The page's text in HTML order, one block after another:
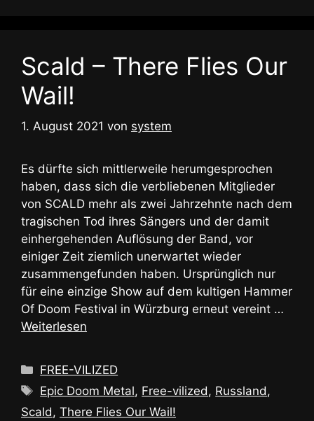
Scald – There Flies Our
Wail!
1. August 2021 von system
Es dürfte sich mittlerweile herumgesprochen
haben, dass sich die verbliebenen Mitglieder
von SCALD mehr als zwei Jahrzehnte nach dem
tragischen Tod ihres Sängers und der damit
einhergehenden Auflösung der Band, vor
einiger Zeit ziemlich unerwartet wieder
zusammengefunden haben. Ursprünglich nur
für eine einzige Show auf dem kultigen Hammer
Of Doom Festival in Würzburg erneut vereint …
Weiterlesen
Kategorien
FREE-VILIZED
Schlagwörter
Epic Doom Metal, Free-vilized, Russland,
Scald, There Flies Our Wail!